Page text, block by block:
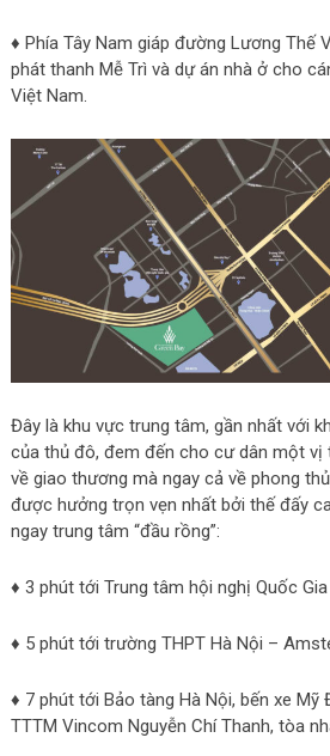
♦ Phía Tây Nam giáp đường Lương Thế
phát thanh Mễ Trì và dự án nhà ở cho
Việt Nam.
Đây là khu vực trung tâm, gần nhất với
của thủ đô, đem đến cho cư dân một vị
về giao thương mà ngay cả về phong
được hưởng trọn vẹn nhất bởi thế đấy
ngay trung tâm “đầu rồng”:
♦ 3 phút tới Trung tâm hội nghị Quốc Gia
♦ 5 phút tới trường THPT Hà Nội –
♦ 7 phút tới Bảo tàng Hà Nội, bến xe Mỹ
TTTM Vincom Nguyễn Chí Thanh, tòa